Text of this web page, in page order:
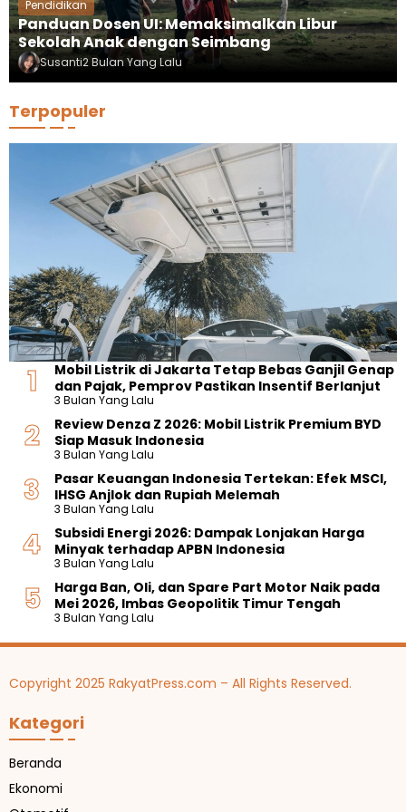
Pendidikan
Panduan Dosen UI: Memaksimalkan Libur
Sekolah Anak dengan Seimbang
Susanti2 Bulan Yang Lalu
Terpopuler
Mobil Listrik di Jakarta Tetap Bebas Ganjil Genap
dan Pajak, Pemprov Pastikan Insentif Berlanjut
3 Bulan Yang Lalu
Review Denza Z 2026: Mobil Listrik Premium BYD
Siap Masuk Indonesia
3 Bulan Yang Lalu
Pasar Keuangan Indonesia Tertekan: Efek MSCI,
IHSG Anjlok dan Rupiah Melemah
3 Bulan Yang Lalu
Subsidi Energi 2026: Dampak Lonjakan Harga
Minyak terhadap APBN Indonesia
3 Bulan Yang Lalu
Harga Ban, Oli, dan Spare Part Motor Naik pada
Mei 2026, Imbas Geopolitik Timur Tengah
3 Bulan Yang Lalu
Copyright 2025 RakyatPress.com – All Rights Reserved.
Kategori
Beranda
Ekonomi